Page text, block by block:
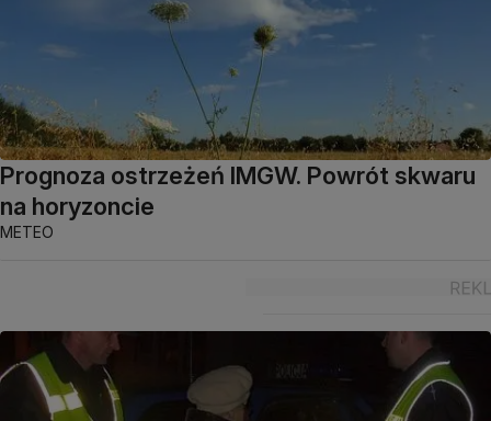
Prognoza ostrzeżeń IMGW. Powrót skwaru
na horyzoncie
METEO